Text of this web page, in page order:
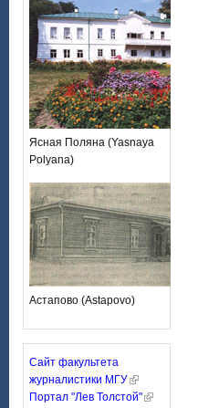
Ясная Поляна (Yasnaya
Polyana)
Астапово (Astapovo)
Сайт факультета
журналистики МГУ
Портал "Лев Толстой"